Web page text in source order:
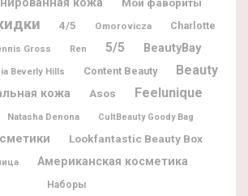
кожа Мои фавориты
4/5 Omorovicza
Charlotte
Gross Ren 5/5 BeautyBay
Beverly Hills Content Beauty
Beauty
кожа Asos Feelunique
Natasha Denona CultBeauty Goody Bag
Lookfantastic Beauty Box
Американская косметика
Наборы